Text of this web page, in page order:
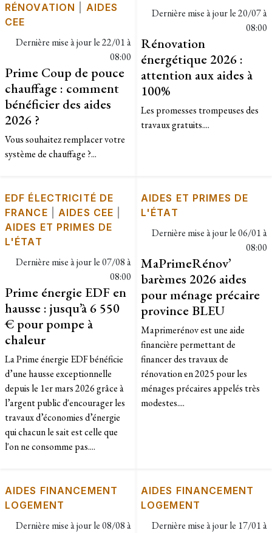
RÉNOVATION
AIDES
CEE
Dernière mise à jour le22/01 à
08:00
Prime Coup de pouce
chauffage : comment
bénéficier des aides
2026 ?
​Vous souhaitez remplacer votre
système de chauffage ?...
Dernière mise à jour le20/07 à
08:00
Rénovation
énergétique 2026 :
attention aux aides à
100%
Les promesses trompeuses des
travaux gratuits....
EDF ÉLECTRICITÉ DE
FRANCE |AIDES CEE
AIDES ET PRIMES DE
L'ÉTAT
Dernière mise à jour le07/08 à
08:00
Prime énergie EDF en
hausse : jusqu’à 6 550
€ pour pompe à
chaleur
La Prime énergie EDF bénéficie
d’une hausse exceptionnelle
depuis le 1er mars 2026 grâce à
l’argent public d'encourager les
travaux d’économies d’énergie
qui chacun le sait est celle que
l'on ne consomme pas....
AIDES ET PRIMES DE
L'ÉTAT
Dernière mise à jour le06/01 à
08:00
MaPrimeRénov’
barèmes 2026 aides
pour ménage précaire
province BLEU
​Maprimerénov est une aide
financière permettant de
financer des travaux de
rénovation en 2025 pour les
ménages précaires appelés très
modestes....
AIDES FINANCEMENT
LOGEMENT
Dernière mise à jour le08/08 à
AIDES FINANCEMENT
LOGEMENT
Dernière mise à jour le 17/01 à